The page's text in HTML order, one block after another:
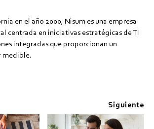
en el año 2000, Nisum es una empresa
centrada en iniciativas estratégicas de TI
integradas que proporcionan un
medible.
Siguiente